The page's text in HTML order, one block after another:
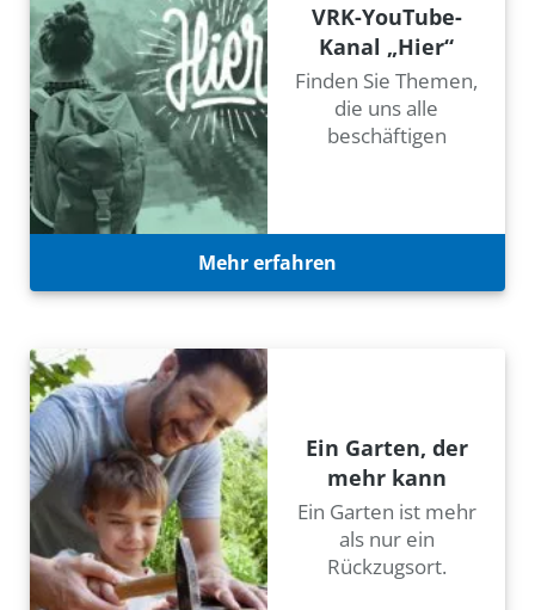
VRK-YouTube-
Kanal „Hier“
Finden Sie Themen,
die uns alle
beschäftigen
Mehr erfahren
Ein Garten, der
mehr kann
Ein Garten ist mehr
als nur ein
Rückzugsort.